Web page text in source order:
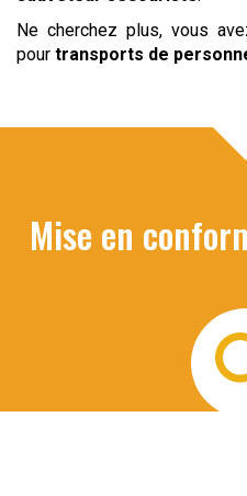
Ne cherchez plus, vous
pour transports de
Mise en